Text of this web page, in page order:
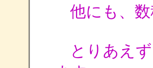
他にも、数
とりあえず